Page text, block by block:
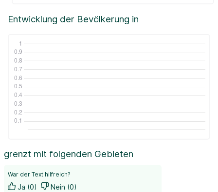
Entwicklung der Bevölkerung in
grenzt mit folgenden Gebieten
War der Text hilfreich?
Ja (0) Nein (0)